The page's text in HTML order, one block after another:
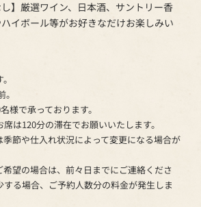
し】厳選ワイン、日本酒、サントリー香
イボール等がお好きなだけお楽しみい
様で承っております。
は120分の滞在でお願いいたします。
節や仕入れ状況によって変更になる場合が
望の場合は、前々日までにご連絡くださ
る場合、ご予約人数分の料金が発生しま